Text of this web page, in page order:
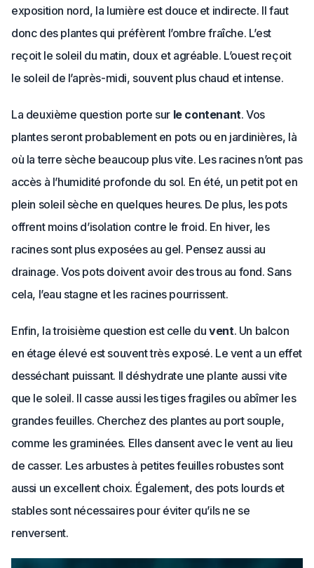
exposition nord, la lumière est douce et indirecte. Il faut
donc des plantes qui préfèrent l’ombre fraîche. L’est
reçoit le soleil du matin, doux et agréable. L’ouest reçoit
le soleil de l’après-midi, souvent plus chaud et intense.
La deuxième question porte sur le contenant. Vos
plantes seront probablement en pots ou en jardinières, là
où la terre sèche beaucoup plus vite. Les racines n’ont pas
accès à l’humidité profonde du sol. En été, un petit pot en
plein soleil sèche en quelques heures. De plus, les pots
offrent moins d’isolation contre le froid. En hiver, les
racines sont plus exposées au gel. Pensez aussi au
drainage. Vos pots doivent avoir des trous au fond. Sans
cela, l’eau stagne et les racines pourrissent.
Enfin, la troisième question est celle duvent. Un balcon
en étage élevé est souvent très exposé. Le vent a un effet
desséchant puissant. Il déshydrate une plante aussi vite
que le soleil. Il casse aussi les tiges fragiles ou abîmer les
grandes feuilles. Cherchez des plantes au port souple,
comme les graminées. Elles dansent avec le vent au lieu
de casser. Les arbustes à petites feuilles robustes sont
aussi un excellent choix. Également, des pots lourds et
stables sont nécessaires pour éviter qu’ils ne se
renversent.